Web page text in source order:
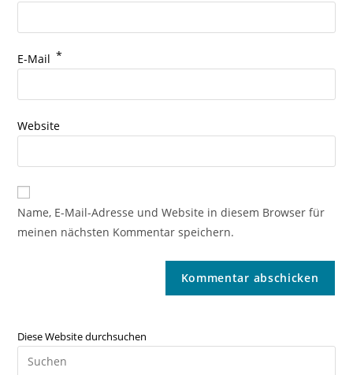
E-Mail *
Website
Name, E-Mail-Adresse und Website in diesem Browser für
meinen nächsten Kommentar speichern.
Diese Website durchsuchen